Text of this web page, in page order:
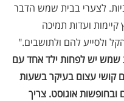
לצערי בבית שמש הדבר
ועדות תמיכה
ולסייע להם ולתושבים."
שמש יש לפחות ילד אחד עם
קושי עצום בעיקר בשעות
אוגוסט. צריך